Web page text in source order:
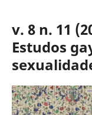
v. 8 n. 11
Estudos